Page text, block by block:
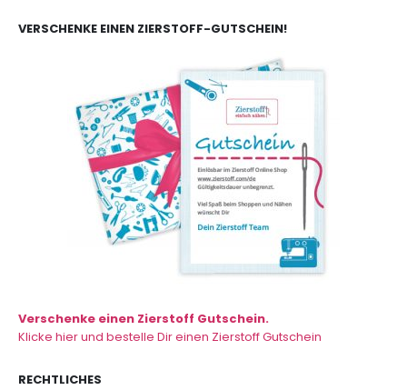
VERSCHENKE EINEN ZIERSTOFF-GUTSCHEIN!
Verschenke einen Zierstoff Gutschein.
Klicke hier und bestelle Dir einen Zierstoff Gutschein
RECHTLICHES